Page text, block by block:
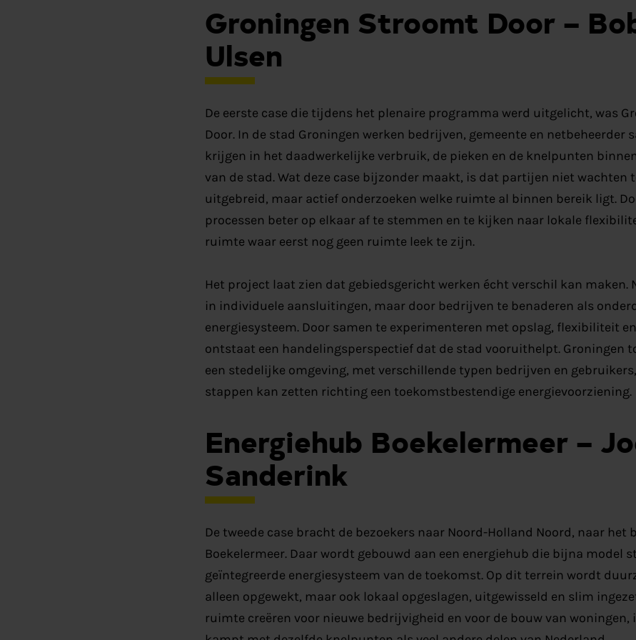
Groningen Stroomt Door –
Ulsen
De eerste case die tijdens het plenaire programma werd uitgelicht, was
Door. In de stad Groningen werken bedrijven, gemeente en netbeheerder
krijgen in het daadwerkelijke verbruik, de pieken en de knelpunten
van de stad. Wat deze case bijzonder maakt, is dat partijen niet wachten
uitgebreid, maar actief onderzoeken welke ruimte al binnen bereik ligt.
processen beter op elkaar af te stemmen en te kijken naar lokale
ruimte waar eerst nog geen ruimte leek te zijn.
Het project laat zien dat gebiedsgericht werken écht verschil kan maken.
in individuele aansluitingen, maar door bedrijven te benaderen als
energiesysteem. Door samen te experimenteren met opslag, flexibiliteit
ontstaat een handelingsperspectief dat de stad vooruithelpt. Groningen
een stedelijke omgeving, met verschillende typen bedrijven en
stappen kan zetten richting een toekomstbestendige energievoorziening.
Energiehub Boekelermeer –
Sanderink
De tweede case bracht de bezoekers naar Noord-Holland Noord, naar het
Boekelermeer. Daar wordt gebouwd aan een energiehub die bijna model
geïntegreerde energiesysteem van de toekomst. Op dit terrein wordt
alleen opgewekt, maar ook lokaal opgeslagen, uitgewisseld en slim
ruimte creëren voor nieuwe bedrijvigheid en voor de bouw van woningen,